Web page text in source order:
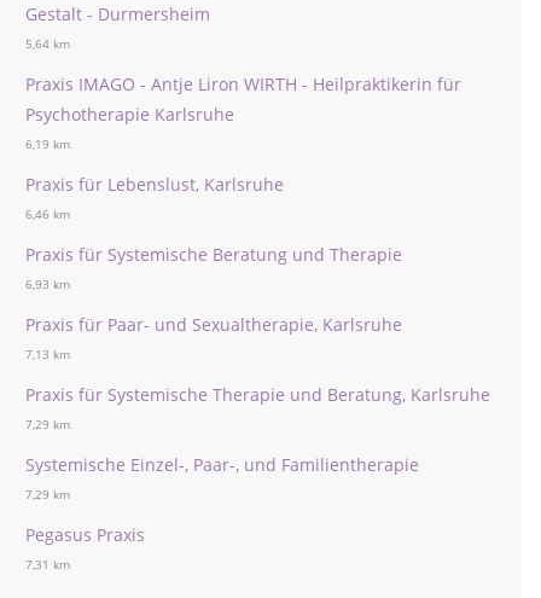
Gestalt - Durmersheim
5,64 km
Praxis IMAGO - Antje Liron WIRTH - Heilpraktikerin für
Psychotherapie Karlsruhe
6,19 km
Praxis für Lebenslust, Karlsruhe
6,46 km
Praxis für Systemische Beratung und Therapie
6,93 km
Praxis für Paar- und Sexualtherapie, Karlsruhe
7,13 km
Praxis für Systemische Therapie und Beratung, Karlsruhe
7,29 km
Systemische Einzel-, Paar-, und Familientherapie
7,29 km
Pegasus Praxis
7,31 km